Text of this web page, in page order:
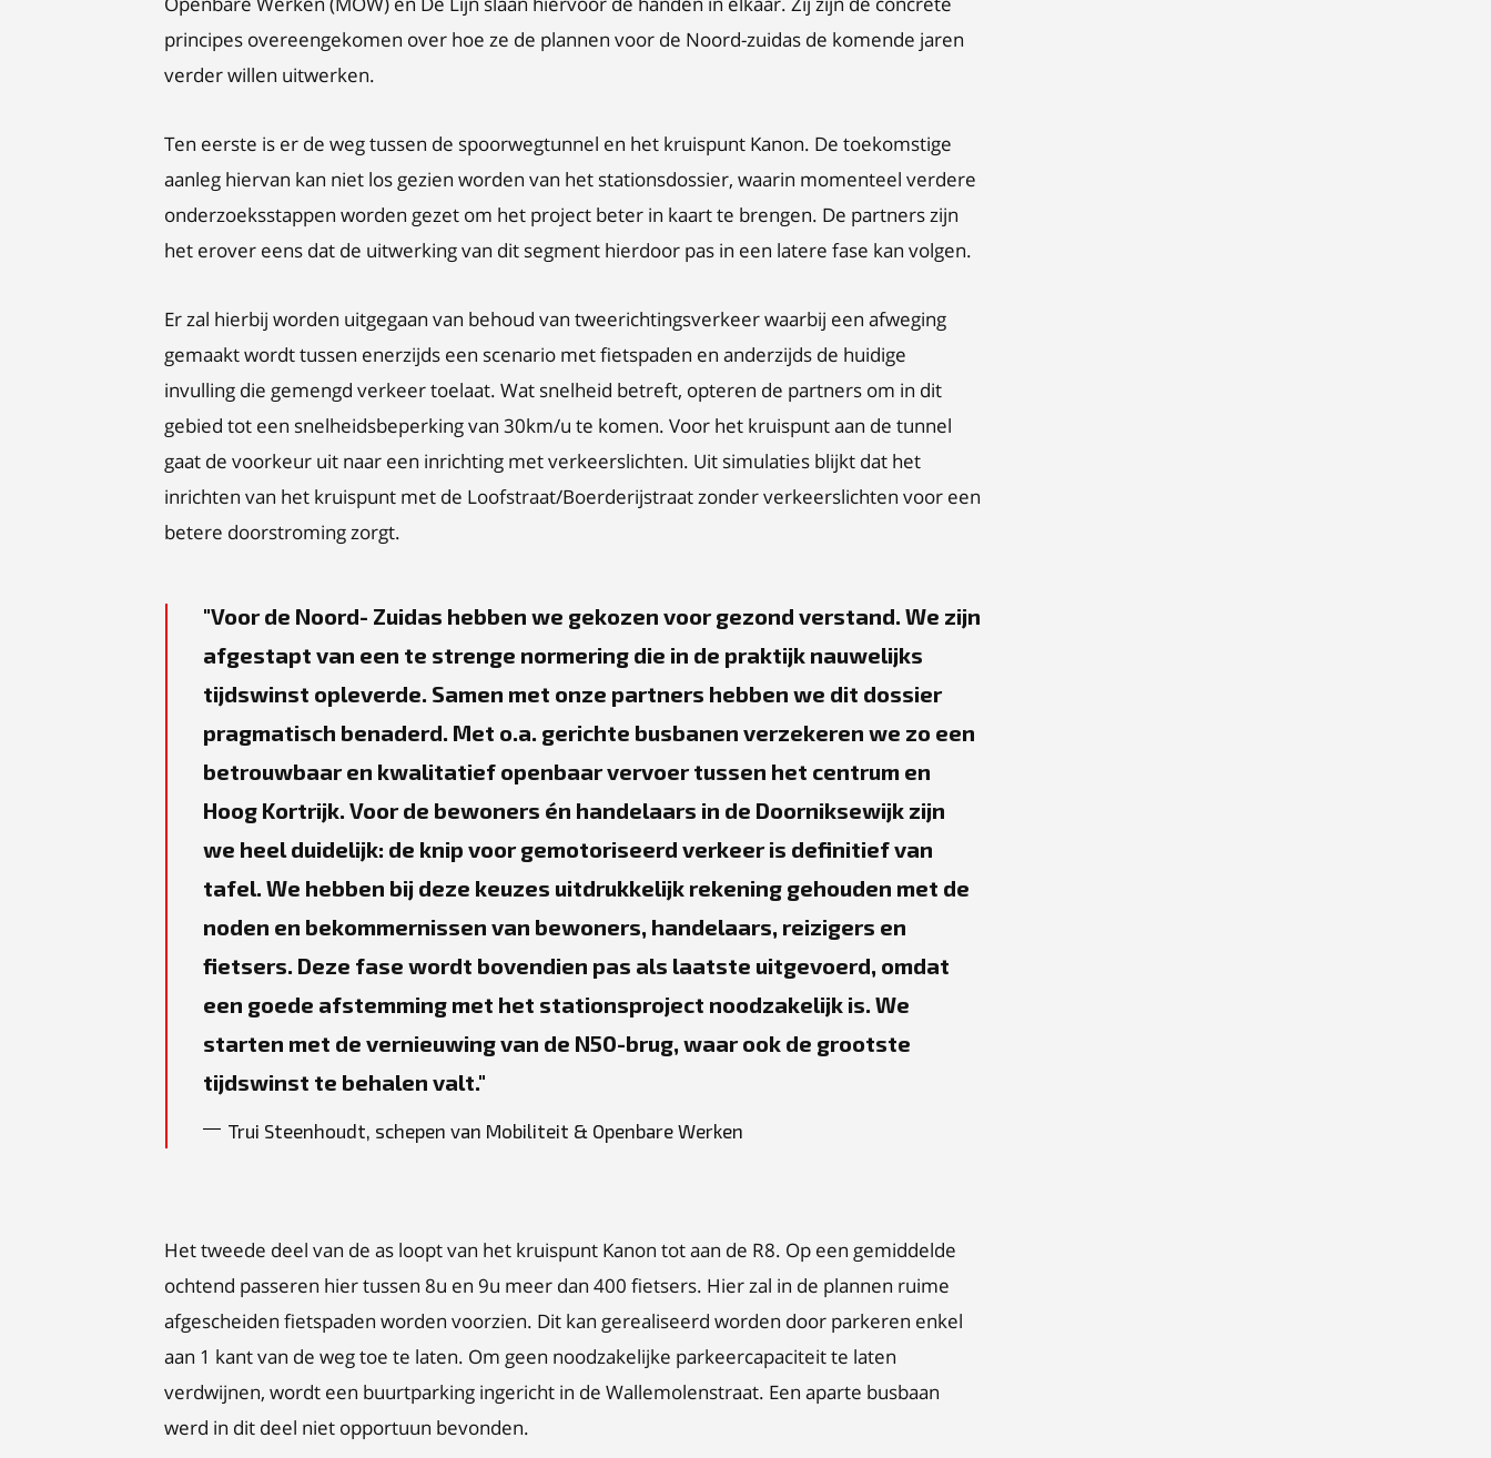
principes overeengekomen over hoe ze de plannen voor de Noord-zuidas de komende jaren
verder willen uitwerken.
Ten eerste is er de weg tussen de spoorwegtunnel en het kruispunt Kanon. De toekomstige
aanleg hiervan kan niet los gezien worden van het stationsdossier, waarin momenteel verdere
onderzoeksstappen worden gezet om het project beter in kaart te brengen. De partners zijn
het erover eens dat de uitwerking van dit segment hierdoor pas in een latere fase kan volgen.
Er zal hierbij worden uitgegaan van behoud van tweerichtingsverkeer waarbij een afweging
gemaakt wordt tussen enerzijds een scenario met fietspaden en anderzijds de huidige
invulling die gemengd verkeer toelaat. Wat snelheid betreft, opteren de partners om in dit
gebied tot een snelheidsbeperking van 30km/u te komen. Voor het kruispunt aan de tunnel
gaat de voorkeur uit naar een inrichting met verkeerslichten. Uit simulaties blijkt dat het
inrichten van het kruispunt met de Loofstraat/Boerderijstraat zonder verkeerslichten voor een
betere doorstroming zorgt.
Voor de Noord‑Zuidas hebben we gekozen voor gezond verstand. We zijn
afgestapt van een te strenge normering die in de praktijk nauwelijks
tijdswinst opleverde. Samen met onze partners hebben we dit dossier
pragmatisch benaderd. Met o.a. gerichte busbanen verzekeren we zo een
betrouwbaar en kwalitatief openbaar vervoer tussen het centrum en
Hoog Kortrijk. Voor de bewoners én handelaars in de Doorniksewijk zijn
we heel duidelijk: de knip voor gemotoriseerd verkeer is definitief van
tafel. We hebben bij deze keuzes uitdrukkelijk rekening gehouden met de
noden en bekommernissen van bewoners, handelaars, reizigers en
fietsers. Deze fase wordt bovendien pas als laatste uitgevoerd, omdat
een goede afstemming met het stationsproject noodzakelijk is. We
starten met de vernieuwing van de N50-brug, waar ook de grootste
tijdswinst te behalen valt.
Trui Steenhoudt, schepen van Mobiliteit & Openbare Werken
Het tweede deel van de as loopt van het kruispunt Kanon tot aan de R8. Op een gemiddelde
ochtend passeren hier tussen 8u en 9u meer dan 400 fietsers. Hier zal in de plannen ruime
afgescheiden fietspaden worden voorzien. Dit kan gerealiseerd worden door parkeren enkel
aan 1 kant van de weg toe te laten. Om geen noodzakelijke parkeercapaciteit te laten
verdwijnen, wordt een buurtparking ingericht in de Wallemolenstraat. Een aparte busbaan
werd in dit deel niet opportuun bevonden.